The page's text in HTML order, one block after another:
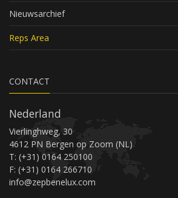
Nieuwsarchief
Reps Area
CONTACT
Nederland
Vierlinghweg, 30
4612 PN Bergen op Zoom (NL)
T: (+31) 0164 250100
F: (+31) 0164 266710
info@zepbenelux.com